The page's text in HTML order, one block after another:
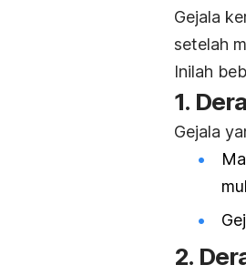
Gejala
setelah
Inilah
1.
Gejala
2.